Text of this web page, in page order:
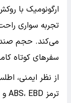
ارگونومیک با
تجربه سواری
می‌کند. حجم
سفرهای کوتاه
از نظر ایمنی،